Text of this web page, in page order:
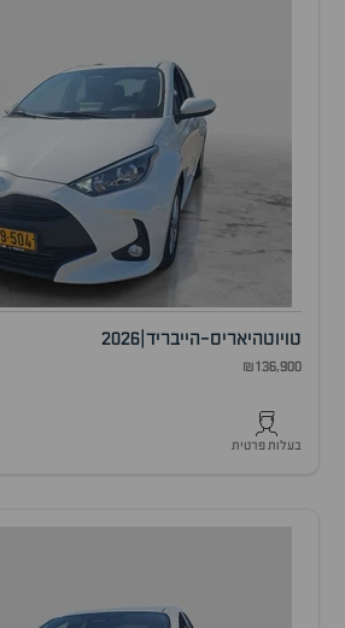
טויוטהיאריס-הייבריד 2026
₪136,900
בעלות פרטית